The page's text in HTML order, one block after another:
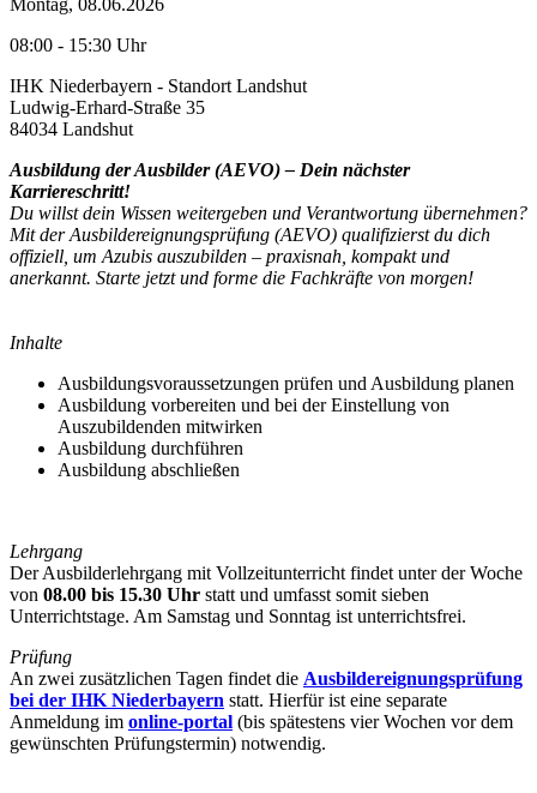
08:00 - 15:30 Uhr
IHK Niederbayern - Standort Landshut
Ludwig-Erhard-Straße 35
84034 Landshut
Ausbildung der Ausbilder (AEVO) – Dein nächster
Karriereschritt!
Du willst dein Wissen weitergeben und Verantwortung übernehmen?
Mit der Ausbildereignungsprüfung (AEVO) qualifizierst du dich
offiziell, um Azubis auszubilden – praxisnah, kompakt und
anerkannt. Starte jetzt und forme die Fachkräfte von morgen!
Inhalte
Ausbildungsvoraussetzungen prüfen und Ausbildung planen
Ausbildung vorbereiten und bei der Einstellung von
Auszubildenden mitwirken
Ausbildung durchführen
Ausbildung abschließen
Lehrgang
Der Ausbilderlehrgang mit Vollzeitunterricht findet unter der Woche
von 08.00 bis 15.30 Uhr statt und umfasst somit sieben
Unterrichtstage. Am Samstag und Sonntag ist unterrichtsfrei.
Prüfung
An zwei zusätzlichen Tagen findet die Ausbildereignungsprüfung
bei der IHK Niederbayern statt. Hierfür ist eine separate
Anmeldung im online-portal (bis spätestens vier Wochen vor dem
gewünschten Prüfungstermin) notwendig.